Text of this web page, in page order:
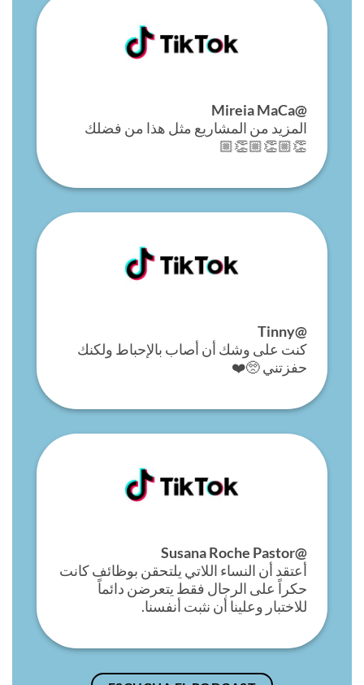
@Mireia MaCa
المزيد من المشاريع مثل هذا من فضلك
👏🏼👏🏼👏🏼
@Tinny
كنت على وشك أن أصاب بالإحباط ولكنك
حفزتني 🥺❤️
@Susana Roche Pastor
أعتقد أن النساء اللاتي يلتحقن بوظائف كانت
حكراً على الرجال فقط يتعرضن دائماً
للاختبار وعلينا أن نثبت أنفسنا.